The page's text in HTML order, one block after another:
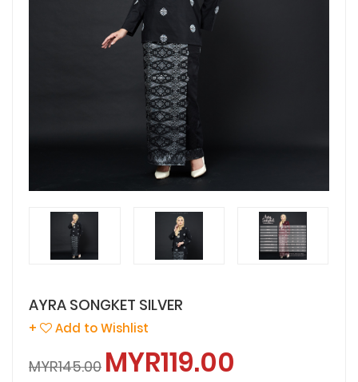
AYRA SONGKET SILVER
+ Add to Wishlist
MYR145.00 MYR119.00